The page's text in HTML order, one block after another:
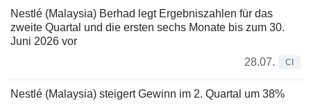
Nestlé (Malaysia) Berhad legt Ergebniszahlen für das
zweite Quartal und die ersten sechs Monate bis zum 30.
Juni 2026 vor
28.07.
CI
Nestlé (Malaysia) steigert Gewinn im 2. Quartal um 38%